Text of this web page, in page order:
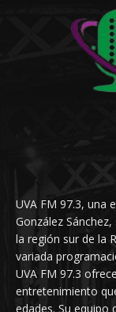
UVA FM 97.3, una
González
la región sur de la
variada
UVA FM 97.3
entretenimiento
edades. Su equipo